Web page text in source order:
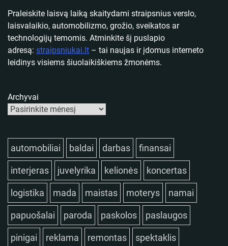
Praleiskite laisvą laiką skaitydami straipsnius verslo,
laisvalaikio, automobilizmo, grožio, sveikatos ar
technologijų temomis. Atminkite šį puslapio
adresą: straipsniukai.lt – tai naujas ir įdomus interneto
leidinys visiems šiuolaikiškiems žmonėms.
Archyvai
automobiliai baldai darbas finansai
interjeras juvelyrika kelionės koncertas
logistika mada maistas moterys namai
papuošalai paroda paskolos paslaugos
pinigai reklama remontas spektaklis